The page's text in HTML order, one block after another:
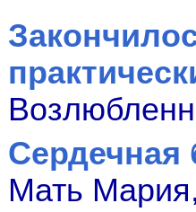
Сердечная
Мать